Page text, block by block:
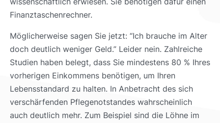
Finanztaschenrechner.
Möglicherweise sagen Sie jetzt: “Ich brauche im Alter
doch deutlich weniger Geld.” Leider nein. Zahlreiche
Studien haben belegt, dass Sie mindestens 80 % Ihres
vorherigen Einkommens benötigen, um Ihren
Lebensstandard zu halten. In Anbetracht des sich
verschärfenden Pflegenotstandes wahrscheinlich
auch deutlich mehr. Zum Beispiel sind die Löhne im